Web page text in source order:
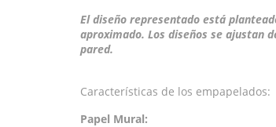
El diseño representado está
aproximado. Los diseños se ajustan
pared.
Características de los empapelados:
Papel Mural: